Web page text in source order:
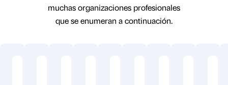
muchas organizaciones profesionales
que se enumeran a continuación.